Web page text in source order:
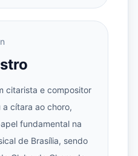
citarista e compositor
cítara ao choro,
fundamental na
de Brasília, sendo